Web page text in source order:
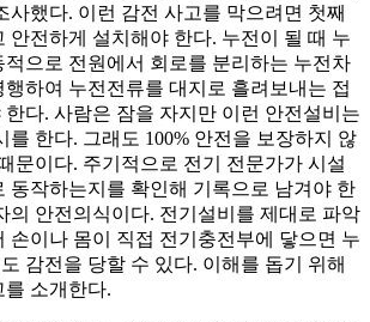
사했다. 이런 감전 사고를 막으려면 첫째
안전하게 설치해야 한다. 누전이 될 때 누
으로 전원에서 회로를 분리하는 누전차
하여 누전전류를 대지로 흘려보내는 접
다. 사람은 잠을 자지만 이런 안전설비는
를 한다. 그래도 100% 안전을 보장하지 않
문이다. 주기적으로 전기 전문가가 시설
동작하는지를 확인해 기록으로 남겨야 한
의 안전의식이다. 전기설비를 제대로 파악
손이나 몸이 직접 전기충전부에 닿으면 누
감전을 당할 수 있다. 이해를 돕기 위해
를 소개한다.